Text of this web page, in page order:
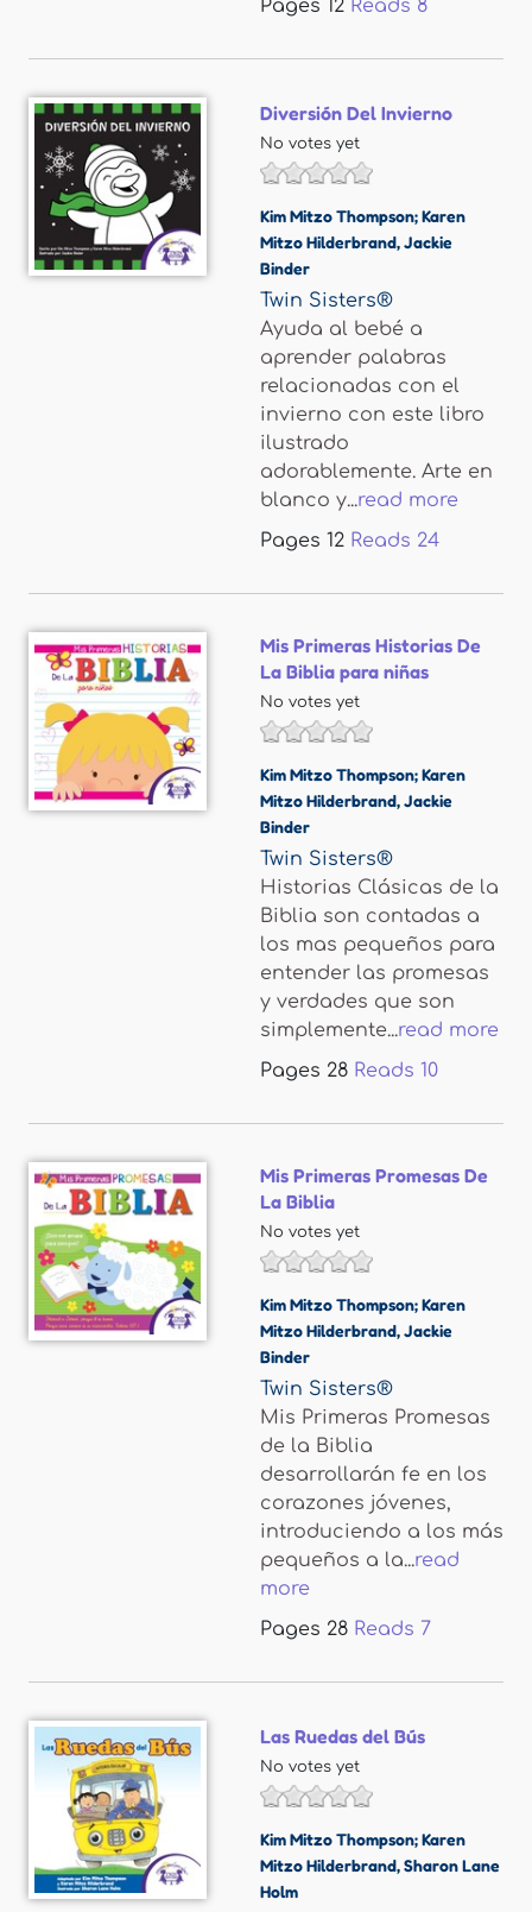
Pages 12 Reads 8
Diversión Del Invierno
No votes yet
Kim Mitzo Thompson; Karen
Mitzo Hilderbrand,Jackie
Binder
Twin Sisters®
Ayuda al bebé a
aprender palabras
relacionadas con el
invierno con este libro
ilustrado
adorablemente. Arte en
blanco y...read more
Pages 12 Reads 24
Mis Primeras Historias De
La Biblia para niñas
No votes yet
Kim Mitzo Thompson; Karen
Mitzo Hilderbrand,Jackie
Binder
Twin Sisters®
Historias Clásicas de la
Biblia son contadas a
los mas pequeños para
entender las promesas
y verdades que son
simplemente...read more
Pages 28 Reads 10
Mis Primeras Promesas De
La Biblia
No votes yet
Kim Mitzo Thompson; Karen
Mitzo Hilderbrand,Jackie
Binder
Twin Sisters®
Mis Primeras Promesas
de la Biblia
desarrollarán fe en los
corazones jóvenes,
introduciendo a los más
pequeños a la...read
more
Pages 28 Reads 7
Las Ruedas del Bús
No votes yet
Kim Mitzo Thompson; Karen
Mitzo Hilderbrand,Sharon Lane
Holm